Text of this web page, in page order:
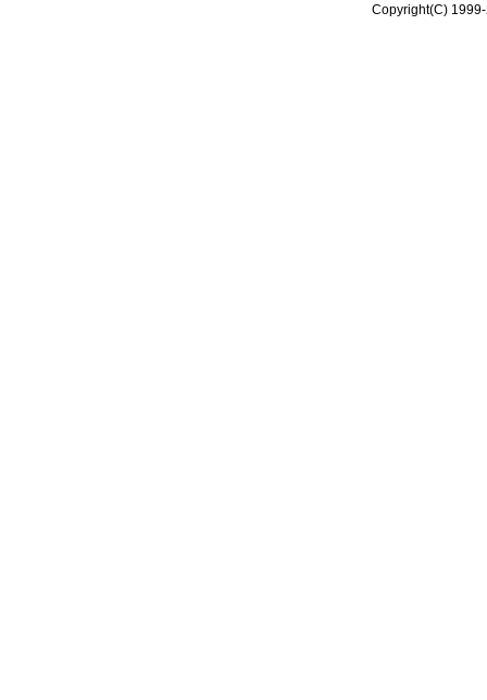
Copyright(C)